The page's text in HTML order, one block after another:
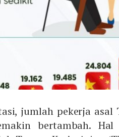
jumlah pekerja asal
bertambah. Hal